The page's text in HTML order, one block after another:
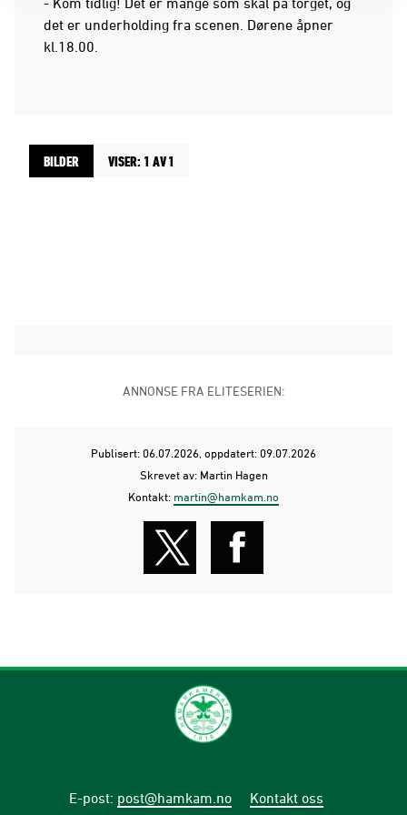
det er underholding fra scenen. Dørene åpner
kl.18.00.
BILDER VISER: 1 AV 1
ANNONSE FRA ELITESERIEN:
Publisert: 06.07.2026 , oppdatert: 09.07.2026
Skrevet av: Martin Hagen
Kontakt: martin@hamkam.no
E-post: post@hamkam.no Kontakt oss